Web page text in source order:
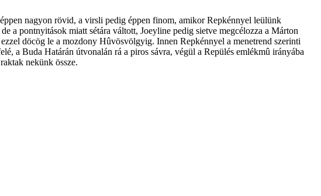
nagyon rövid, a virsli pedig éppen finom, amikor Repkénnyel leülünk
a pontnyitások miatt sétára váltott, Joeyline pedig sietve megcélozza a Márton
döcög le a mozdony Hûvösvölgyig. Innen Repkénnyel a menetrend szerinti
a Buda Határán útvonalán rá a piros sávra, végül a Repülés emlékmû irányába
nekünk össze.